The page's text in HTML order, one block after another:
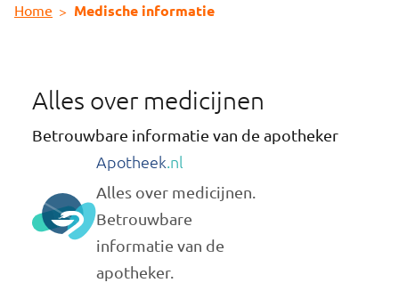
Home Medische informatie
Alles over medicijnen
Betrouwbare informatie van de apotheker
Apotheek.nl
Alles over medicijnen.
Betrouwbare
informatie van de
apotheker.